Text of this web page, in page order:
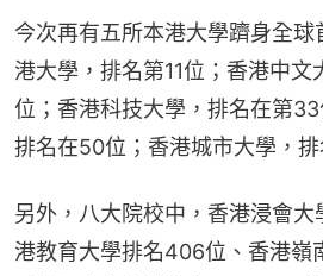
今次再有五所本港大學躋身全球
港大學，排名第11位；香港中文
位；香港科技大學，排名在第33
排名在50位；香港城市大學，排
另外，八大院校中，香港浸會大
港教育大學排名406位、香港嶺